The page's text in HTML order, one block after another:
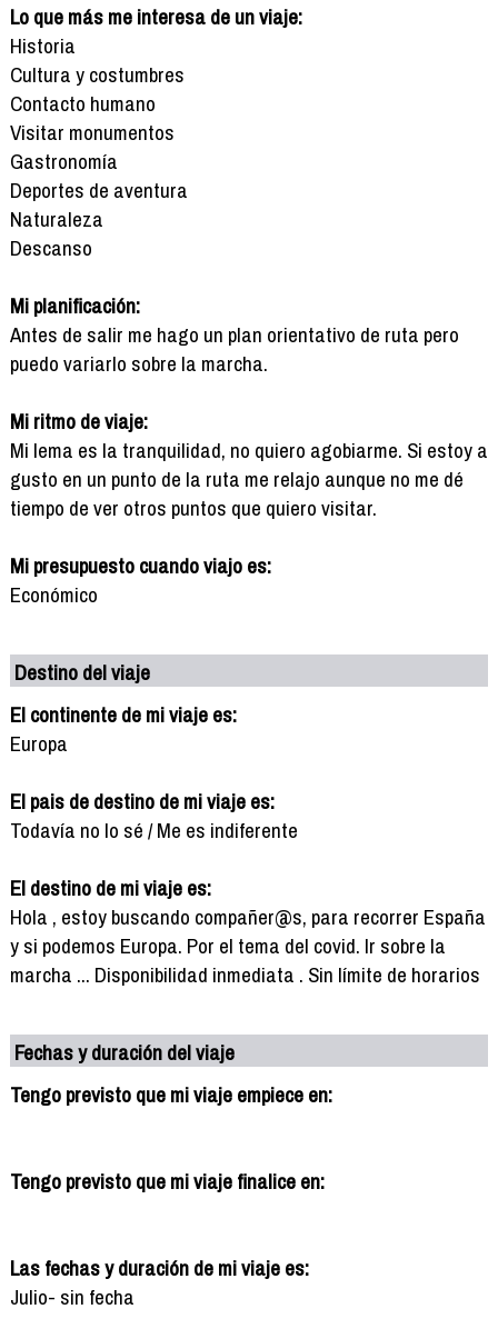
Lo que más me interesa de un viaje:
Historia
Cultura y costumbres
Contacto humano
Visitar monumentos
Gastronomía
Deportes de aventura
Naturaleza
Descanso
Mi planificación:
Antes de salir me hago un plan orientativo de ruta pero
puedo variarlo sobre la marcha.
Mi ritmo de viaje:
Mi lema es la tranquilidad, no quiero agobiarme. Si estoy a
gusto en un punto de la ruta me relajo aunque no me dé
tiempo de ver otros puntos que quiero visitar.
Mi presupuesto cuando viajo es:
Económico
Destino del viaje
El continente de mi viaje es:
Europa
El pais de destino de mi viaje es:
Todavía no lo sé / Me es indiferente
El destino de mi viaje es:
Hola , estoy buscando compañer@s, para recorrer España
y si podemos Europa. Por el tema del covid. Ir sobre la
marcha ... Disponibilidad inmediata . Sin límite de horarios
Fechas y duración del viaje
Tengo previsto que mi viaje empiece en:
Tengo previsto que mi viaje finalice en:
Las fechas y duración de mi viaje es:
Julio- sin fecha